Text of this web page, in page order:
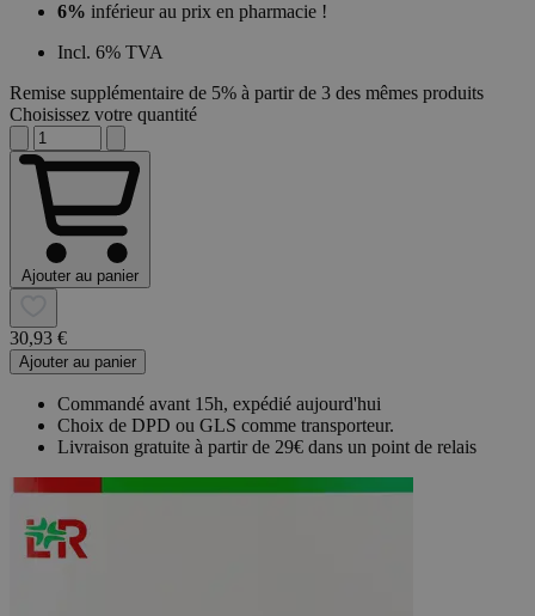
6% inférieur au prix en pharmacie !
Incl. 6% TVA
Remise supplémentaire de 5% à partir de 3 des mêmes produits
Choisissez votre quantité
Ajouter au panier
30,93 €
Ajouter au panier
Commandé avant 15h, expédié aujourd'hui
Choix de DPD ou GLS comme transporteur.
Livraison gratuite à partir de 29€ dans un point de relais